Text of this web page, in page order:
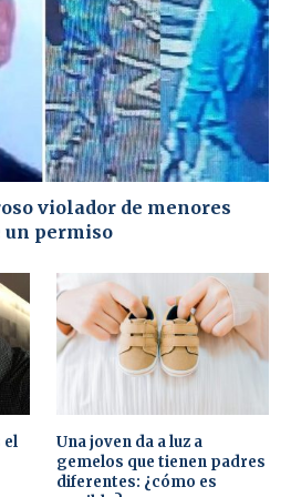
violador de menores
un permiso
el
Una joven da a luz a
gemelos que tienen padres
diferentes: ¿cómo es